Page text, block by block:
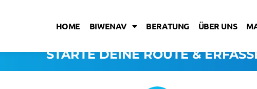
HOME BIWENAV BERATUNG ÜBER UNS
STARTE DEINE ROUTE &